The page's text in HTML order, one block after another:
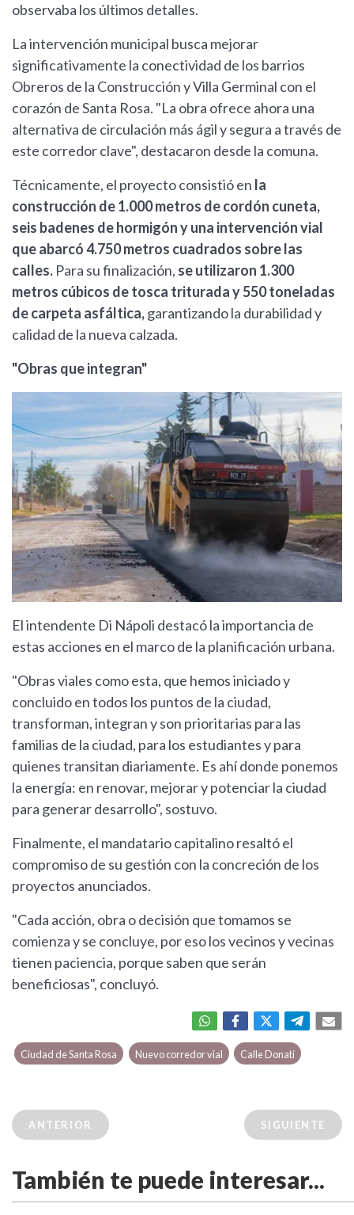
observaba los últimos detalles.
La intervención municipal busca mejorar
significativamente la conectividad de los barrios
Obreros de la Construcción y Villa Germinal con el
corazón de Santa Rosa. "La obra ofrece ahora una
alternativa de circulación más ágil y segura a través de
este corredor clave", destacaron desde la comuna.
Técnicamente, el proyecto consistió en la
construcción de 1.000 metros de cordón cuneta,
seis badenes de hormigón y una intervención vial
que abarcó 4.750 metros cuadrados sobre las
calles. Para su finalización, se utilizaron 1.300
metros cúbicos de tosca triturada y 550 toneladas
de carpeta asfáltica,garantizando la durabilidad y
calidad de la nueva calzada.
"Obras que integran"
El intendente Di Nápoli destacó la importancia de
estas acciones en el marco de la planificación urbana.
"Obras viales como esta, que hemos iniciado y
concluido en todos los puntos de la ciudad,
transforman, integran y son prioritarias para las
familias de la ciudad, para los estudiantes y para
quienes transitan diariamente. Es ahí donde ponemos
la energía: en renovar, mejorar y potenciar la ciudad
para generar desarrollo", sostuvo.
Finalmente, el mandatario capitalino resaltó el
compromiso de su gestión con la concreción de los
proyectos anunciados.
"Cada acción, obra o decisión que tomamos se
comienza y se concluye, por eso los vecinos y vecinas
tienen paciencia, porque saben que serán
beneficiosas", concluyó.
Ciudad de Santa Rosa Nuevo corredor vial Calle Donati
ANTERIOR SIGUIENTE
También te puede interesar...